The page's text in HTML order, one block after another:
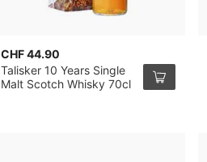
CHF 44.90
Talisker 10 Years Single
Malt Scotch Whisky 70cl